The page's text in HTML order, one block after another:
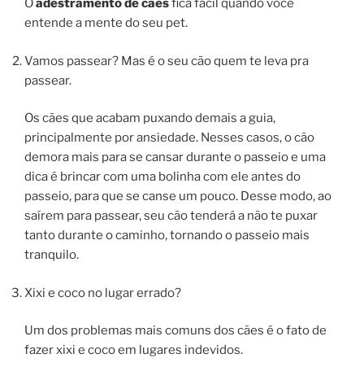
Oadestramento de cãesfica fácil quando você
entende a mente do seu pet.
Vamos passear? Mas é o seu cão quem te leva pra
passear.
Os cães que acabam puxando demais a guia,
principalmente por ansiedade. Nesses casos, o cão
demora mais para se cansar durante o passeio e uma
dica é brincar com uma bolinha com ele antes do
passeio, para que se canse um pouco. Desse modo, ao
saírem para passear, seu cão tenderá a não te puxar
tanto durante o caminho, tornando o passeio mais
tranquilo.
Xixi e coco no lugar errado?
Um dos problemas mais comuns dos cães é o fato de
fazer xixi e coco em lugares indevidos.